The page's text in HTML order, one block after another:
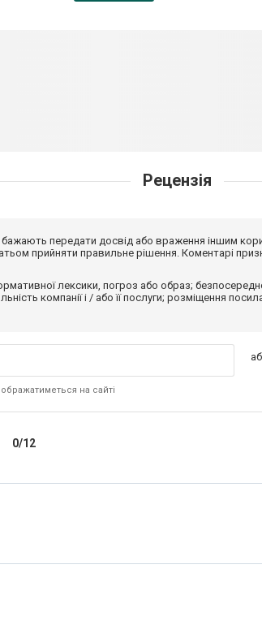
Рецензія
бажають передати досвід або враження іншим
прийняти правильне рішення. Коментарі
лексики, погроз або образ;
компанії і / або її послуги; розміщення
на сайті
0/12